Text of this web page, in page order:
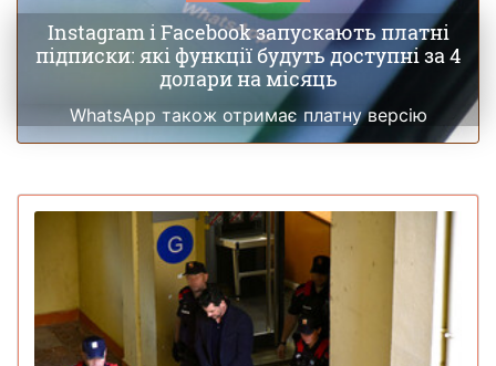
Instagram і Facebook запускають платні
підписки: які функції будуть доступні за 4
долари на місяць
WhatsApp також отримає платну версію